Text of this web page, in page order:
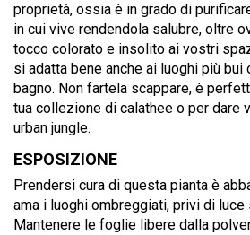
proprietà, ossia è in grado di
in cui vive rendendola salubre, oltre
tocco colorato e insolito ai vostri
si adatta bene anche ai luoghi più bui
bagno. Non fartela scappare, è
tua collezione di calathee o per dare
urban jungle.
ESPOSIZIONE
Prendersi cura di questa pianta è
ama i luoghi ombreggiati, privi di luce
Mantenere le foglie libere dalla